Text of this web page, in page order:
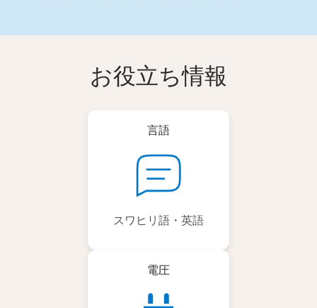
お役立ち情報
言語
スワヒリ語・英語
電圧